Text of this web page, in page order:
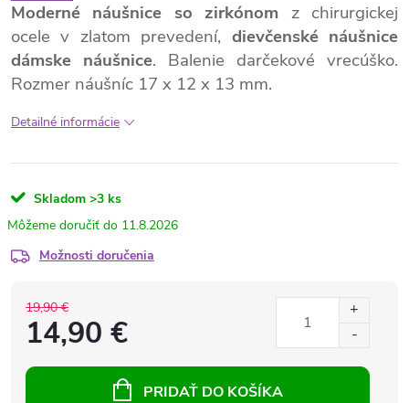
Moderné náušnice so zirkónom z chirurgickej
ocele v zlatom prevedení, dievčenské náušnice
dámske náušnice. Balenie darčekové vrecúško.
Rozmer náušníc 17 x 12 x 13 mm.
Detailné informácie
Skladom >3 ks
11.8.2026
Možnosti doručenia
19,90 €
14,90 €
PRIDAŤ DO KOŠÍKA